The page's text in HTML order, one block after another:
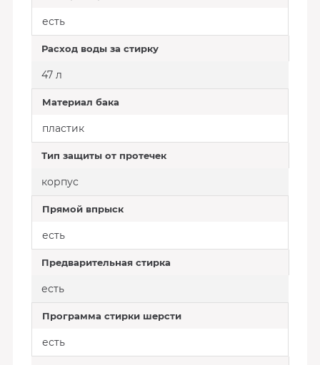
есть
Расход воды за стирку
47 л
Материал бака
пластик
Тип защиты от протечек
корпус
Прямой впрыск
есть
Предварительная стирка
есть
Программа стирки шерсти
есть